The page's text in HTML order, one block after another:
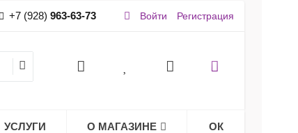
+7 (928) 963-63-73 Войти Регистрация
УСЛУГИ О МАГАЗИНЕ ОК